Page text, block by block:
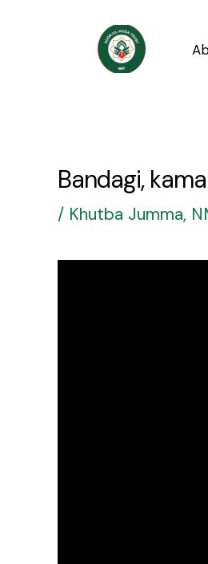
Bandagi,
/ Khutba Jumma,
navigation